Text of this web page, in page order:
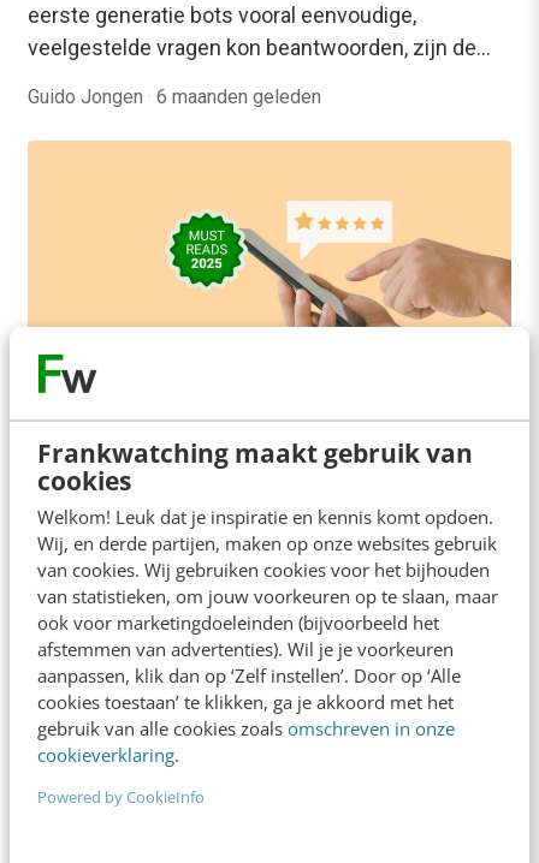
Frankwatching maakt gebruik van
cookies
Welkom! Leuk dat je inspiratie en kennis komt opdoen.
Wij, en derde partijen, maken op onze websites gebruik
van cookies. Wij gebruiken cookies voor het bijhouden
van statistieken, om jouw voorkeuren op te slaan, maar
ook voor marketingdoeleinden (bijvoorbeeld het
afstemmen van advertenties). Wil je je voorkeuren
aanpassen, klik dan op ‘Zelf instellen’. Door op ‘Alle
cookies toestaan’ te klikken, ga je akkoord met het
gebruik van alle cookies zoals omschreven in onze
cookieverklaring.
Powered by CookieInfo
eerste generatie bots vooral eenvoudige,
veelgestelde vragen kon beantwoorden, zijn de…
Guido Jongen · 6 maanden geleden
KLANTCONTACT & CX
De 10 beste artikelen over klantcontact in
2025
Wat zijn valkuilen bij het uitvoeren van B2B-
klantonderzoek? Waarom blijven chatbots zo
slecht en hoe verbeter je ze? Dit en meer hebben…
Redactie· 7 maanden geleden